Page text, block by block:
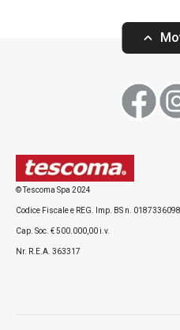
Tutti i prodotti
© Tescoma Spa 2024
Codice Fiscale e REG. Imp. BS n.
Cap. Soc. € 500.000,00 i.v.
Nr. R.E.A. 363317